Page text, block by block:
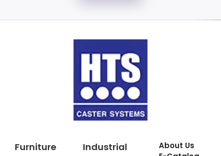
Furniture
Industrial
About Us